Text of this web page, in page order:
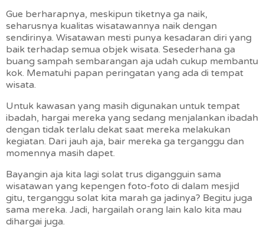
Gue berharapnya, meskipun tiketnya ga naik,
seharusnya kualitas wisatawannya naik dengan
sendirinya. Wisatawan mesti punya kesadaran diri yang
baik terhadap semua objek wisata. Sesederhana ga
buang sampah sembarangan aja udah cukup membantu
kok. Mematuhi papan peringatan yang ada di tempat
wisata.
Untuk kawasan yang masih digunakan untuk tempat
ibadah, hargai mereka yang sedang menjalankan ibadah
dengan tidak terlalu dekat saat mereka melakukan
kegiatan. Dari jauh aja, bair mereka ga terganggu dan
momennya masih dapet.
Bayangin aja kita lagi solat trus digangguin sama
wisatawan yang kepengen foto-foto di dalam mesjid
gitu, terganggu solat kita marah ga jadinya? Begitu juga
sama mereka. Jadi, hargailah orang lain kalo kita mau
dihargai juga.